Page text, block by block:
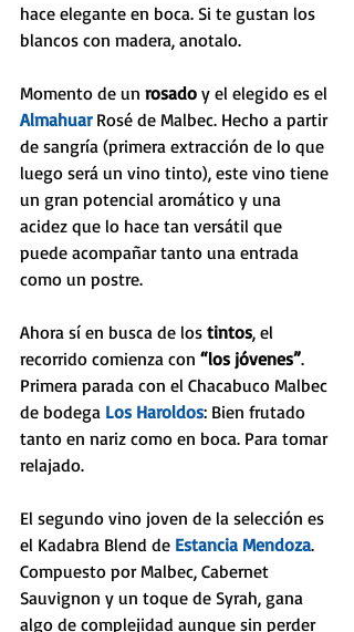
hace elegante en boca. Si te gustan los
blancos con madera, anotalo.
Momento de un rosado y el elegido es el
Almahuar Rosé de Malbec. Hecho a partir
de sangría (primera extracción de lo que
luego será un vino tinto), este vino tiene
un gran potencial aromático y una
acidez que lo hace tan versátil que
puede acompañar tanto una entrada
como un postre.
Ahora sí en busca de los tintos, el
recorrido comienza con “los jóvenes”.
Primera parada con el Chacabuco Malbec
de bodega Los Haroldos: Bien frutado
tanto en nariz como en boca. Para tomar
relajado.
El segundo vino joven de la selección es
el Kadabra Blend de Estancia Mendoza.
Compuesto por Malbec, Cabernet
Sauvignon y un toque de Syrah, gana
algo de complejidad aunque sin perder